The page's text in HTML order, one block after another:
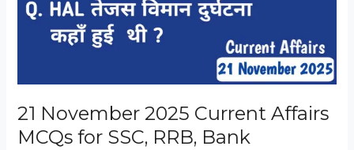
RRB
21 November 2025 Current Affairs
MCQs for SSC, RRB, Bank